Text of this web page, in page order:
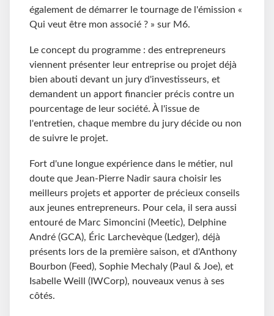
également de démarrer le tournage de l'émission «
Qui veut être mon associé ? » sur M6.
Le concept du programme : des entrepreneurs
viennent présenter leur entreprise ou projet déjà
bien abouti devant un jury d'investisseurs, et
demandent un apport financier précis contre un
pourcentage de leur société. À l'issue de
l'entretien, chaque membre du jury décide ou non
de suivre le projet.
Fort d'une longue expérience dans le métier, nul
doute que Jean-Pierre Nadir saura choisir les
meilleurs projets et apporter de précieux conseils
aux jeunes entrepreneurs. Pour cela, il sera aussi
entouré de Marc Simoncini (Meetic), Delphine
André (GCA), Éric Larchevèque (Ledger), déjà
présents lors de la première saison, et d'Anthony
Bourbon (Feed), Sophie Mechaly (Paul & Joe), et
Isabelle Weill (IWCorp), nouveaux venus à ses
côtés.